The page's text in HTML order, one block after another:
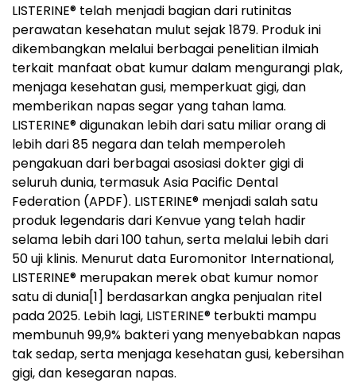
LISTERINE® telah menjadi bagian dari rutinitas
perawatan kesehatan mulut sejak 1879. Produk ini
dikembangkan melalui berbagai penelitian ilmiah
terkait manfaat obat kumur dalam mengurangi plak,
menjaga kesehatan gusi, memperkuat gigi, dan
memberikan napas segar yang tahan lama.
LISTERINE® digunakan lebih dari satu miliar orang di
lebih dari 85 negara dan telah memperoleh
pengakuan dari berbagai asosiasi dokter gigi di
seluruh dunia, termasuk Asia Pacific Dental
Federation (APDF). LISTERINE® menjadi salah satu
produk legendaris dari Kenvue yang telah hadir
selama lebih dari 100 tahun, serta melalui lebih dari
50 uji klinis. Menurut data Euromonitor International,
LISTERINE® merupakan merek obat kumur nomor
satu di dunia[1] berdasarkan angka penjualan ritel
pada 2025. Lebih lagi, LISTERINE® terbukti mampu
membunuh 99,9% bakteri yang menyebabkan napas
tak sedap, serta menjaga kesehatan gusi, kebersihan
gigi, dan kesegaran napas.